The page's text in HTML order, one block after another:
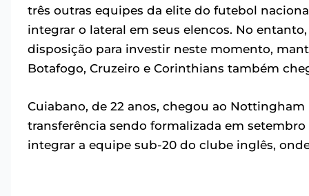
três outras equipes da elite do futebol
integrar o lateral em seus elencos. No
disposição para investir neste momento,
Botafogo, Cruzeiro e Corinthians também
Cuiabano, de 22 anos, chegou ao
transferência sendo formalizada em
integrar a equipe sub-20 do clube inglês,